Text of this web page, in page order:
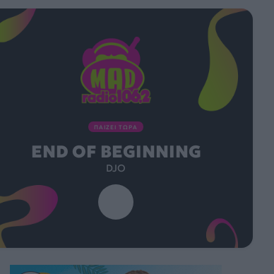
ΠΑΙΖΕΙ ΤΩΡΑ
END OF BEGINNING
DJO